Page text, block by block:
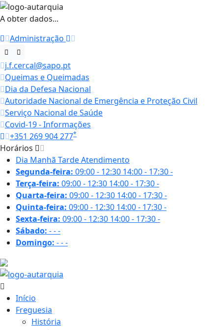
A obter dados...
Administração
j.f.cercal@sapo.pt
Queimas e Queimadas
Dia da Defesa Nacional
Autoridade Nacional de Emergência e Proteção Civil
Serviço Nacional de Saúde
Covid-19 - Informações
+351 269 904 277*
Horários
Dia Manhã TardeAtendimento
Segunda-feira: 09:00 - 12:30 14:00 - 17:30-
Terça-feira: 09:00 - 12:30 14:00 - 17:30-
Quarta-feira: 09:00 - 12:30 14:00 - 17:30-
Quinta-feira: 09:00 - 12:30 14:00 - 17:30-
Sexta-feira: 09:00 - 12:30 14:00 - 17:30-
Sábado: ---
Domingo: ---
Início
Freguesia
História